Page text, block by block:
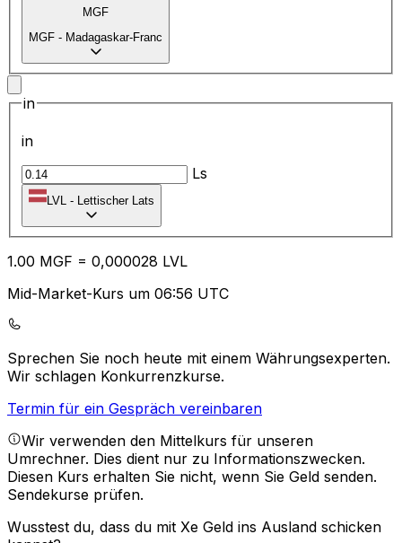
MGF
MGF - Madagaskar-Franc
in
in
Ls
LVL - Lettischer Lats
1.00 MGF = 0,000028 LVL
Mid-Market-Kurs um 06:56 UTC
Sprechen Sie noch heute mit einem Währungsexperten.
Wir schlagen Konkurrenzkurse.
Termin für ein Gespräch vereinbaren
Wir verwenden den Mittelkurs für unseren
Umrechner. Dies dient nur zu Informationszwecken.
Diesen Kurs erhalten Sie nicht, wenn Sie Geld senden.
Sendekurse prüfen.
Wusstest du, dass du mit Xe Geld ins Ausland schicken